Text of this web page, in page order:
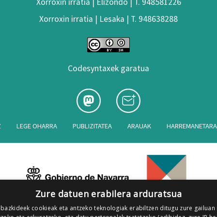
Xorroxin irratia | Lesaka | T. 948638288
Codesyntaxek garatua
LEGE OHARRA PUBLIZITATEA ARAUAK
Zure datuen erabilera arduratsua
cookieak eta antzeko teknologiak erabiltzen ditugu zure